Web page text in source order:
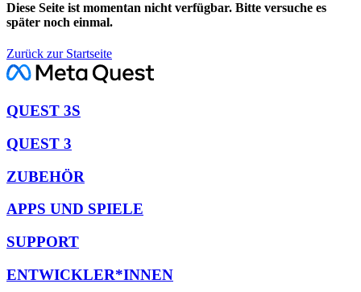
Diese Seite ist momentan nicht verfügbar. Bitte versuche es
später noch einmal.
Zurück zur Startseite
QUEST 3S
QUEST 3
ZUBEHÖR
APPS UND SPIELE
SUPPORT
ENTWICKLER*INNEN